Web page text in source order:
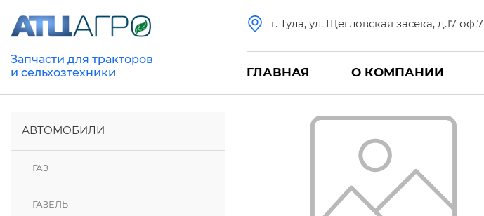
Запчасти для тракторов
и сельхозтехники
г. Тула, ул. Щегловская засека, д.17 оф.7
ГЛАВНАЯ О КОМПАНИИ
АВТОМОБИЛИ
ГАЗ
ГАЗЕЛЬ